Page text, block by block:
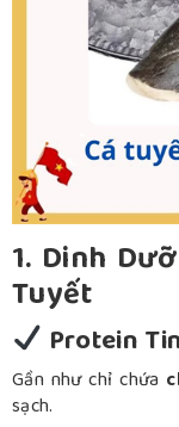
1. Dinh
Tuyết
Protein
Gần như chỉ chứa
sạch.